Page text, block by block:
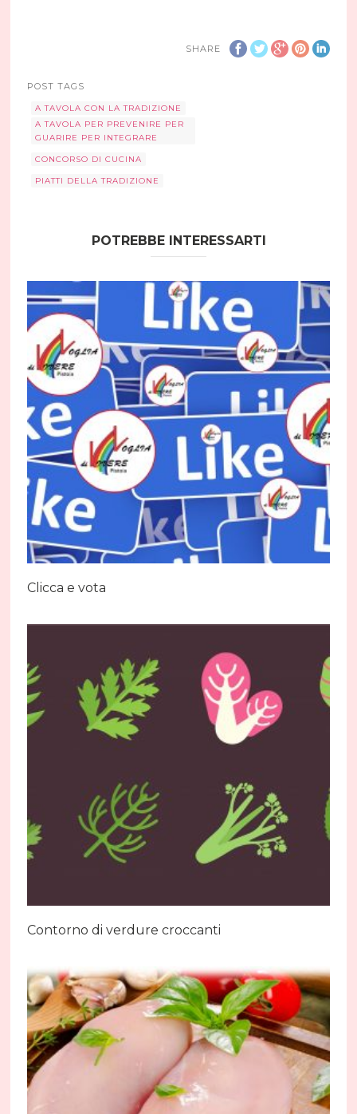
SHARE
POST TAGS
A TAVOLA CON LA TRADIZIONE
A TAVOLA PER PREVENIRE PER
GUARIRE PER INTEGRARE
CONCORSO DI CUCINA
PIATTI DELLA TRADIZIONE
POTREBBE INTERESSARTI
Clicca e vota
Contorno di verdure croccanti